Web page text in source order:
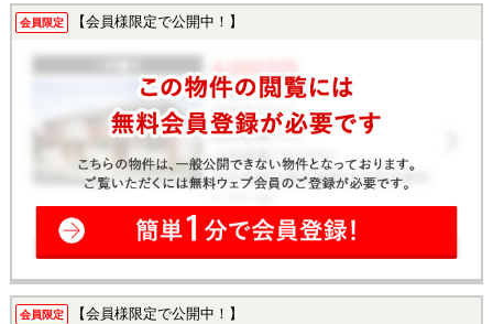
会員限定 【会員様限定で公開中！】
会員限定 【会員様限定で公開中！】